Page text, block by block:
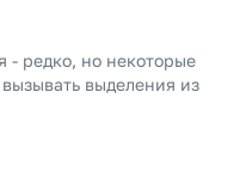
- редко, но некоторые
выделения из